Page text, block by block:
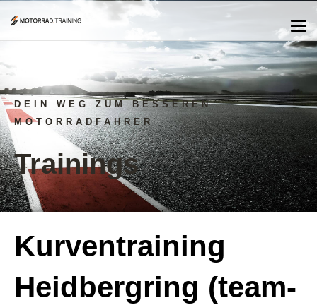
DEIN WEG ZUM BESSEREN
MOTORRADFAHRER
Trainings
Kurventraining
Heidbergring (team-